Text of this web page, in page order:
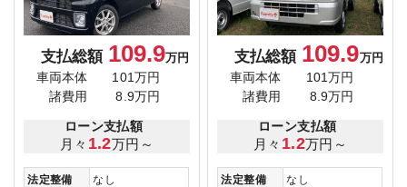
支払総額 109.9万円
車両本体
101万円
諸費用
8.9万円
ローン支払額
月々 1.2万円～
法定整備
なし
支払総額 109.9万円
車両本体
101万円
諸費用
8.9万円
ローン支払額
月々 1.2万円～
法定整備
なし